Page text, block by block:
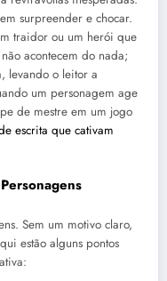
surpreender e chocar.
traidor ou um herói que
acontecem do nada;
levando o leitor a
um personagem age
de mestre em um jogo
escrita que cativam
Sem um motivo claro,
estão alguns pontos